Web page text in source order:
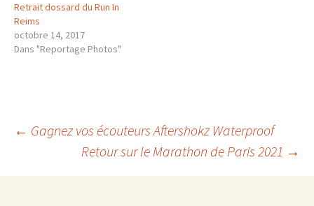
Retrait dossard du Run In
Reims
octobre 14, 2017
Dans "Reportage Photos"
Navigation
des
← Gagnez vos écouteurs Aftershokz Waterproof
Retour sur le Marathon de Paris 2021 →